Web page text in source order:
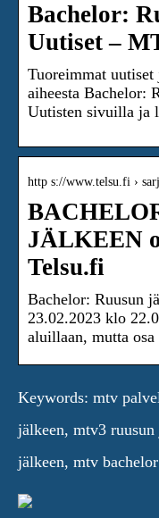
Bachelor:
Uutiset –
Tuoreimmat
aiheesta Bachelor:
Uutisten sivuilla ja
http s://www.telsu.fi ›
JÄLKEEN
Telsu.fi
Bachelor: Ruusun
23.02.2023 klo
aluillaan, mutta
Keywords: mtv
jälkeen, mtv3
jälkeen, mtv